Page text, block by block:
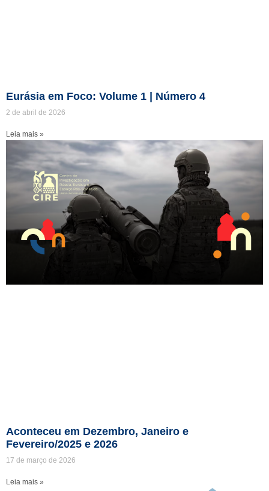
Eurásia em Foco: Volume 1 | Número 4
2 de abril de 2026
Leia mais »
Aconteceu em Dezembro, Janeiro e
Fevereiro/2025 e 2026
17 de março de 2026
Leia mais »